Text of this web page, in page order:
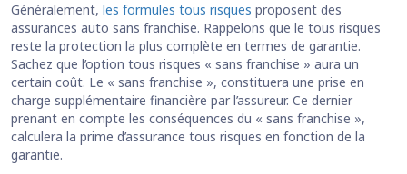
Généralement, les formules tous risques proposent des
assurances auto sans franchise. Rappelons que le tous risques
reste la protection la plus complète en termes de garantie.
Sachez que l’option tous risques « sans franchise » aura un
certain coût. Le « sans franchise », constituera une prise en
charge supplémentaire financière par l’assureur. Ce dernier
prenant en compte les conséquences du « sans franchise »,
calculera la prime d’assurance tous risques en fonction de la
garantie.